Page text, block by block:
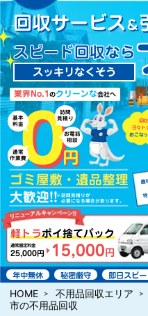
回収サービス＆
スピード回収なら
スッキリなくそう
軽トラポイ捨てパック
通常固定料金
25,000円 15,000 円
回
日々ト
おこな
趣
業界No.1のクリーンな会社へ
０円
基本
料金
訪問
見積り
通常
作業費
お電話
相談
ゴミ屋敷・遺品整理
大歓迎!!※訪問見積りが
必要になる場合があります。
年中無休 秘密厳守 即日スピ
HOME 不用品回収エリア
市の不用品回収